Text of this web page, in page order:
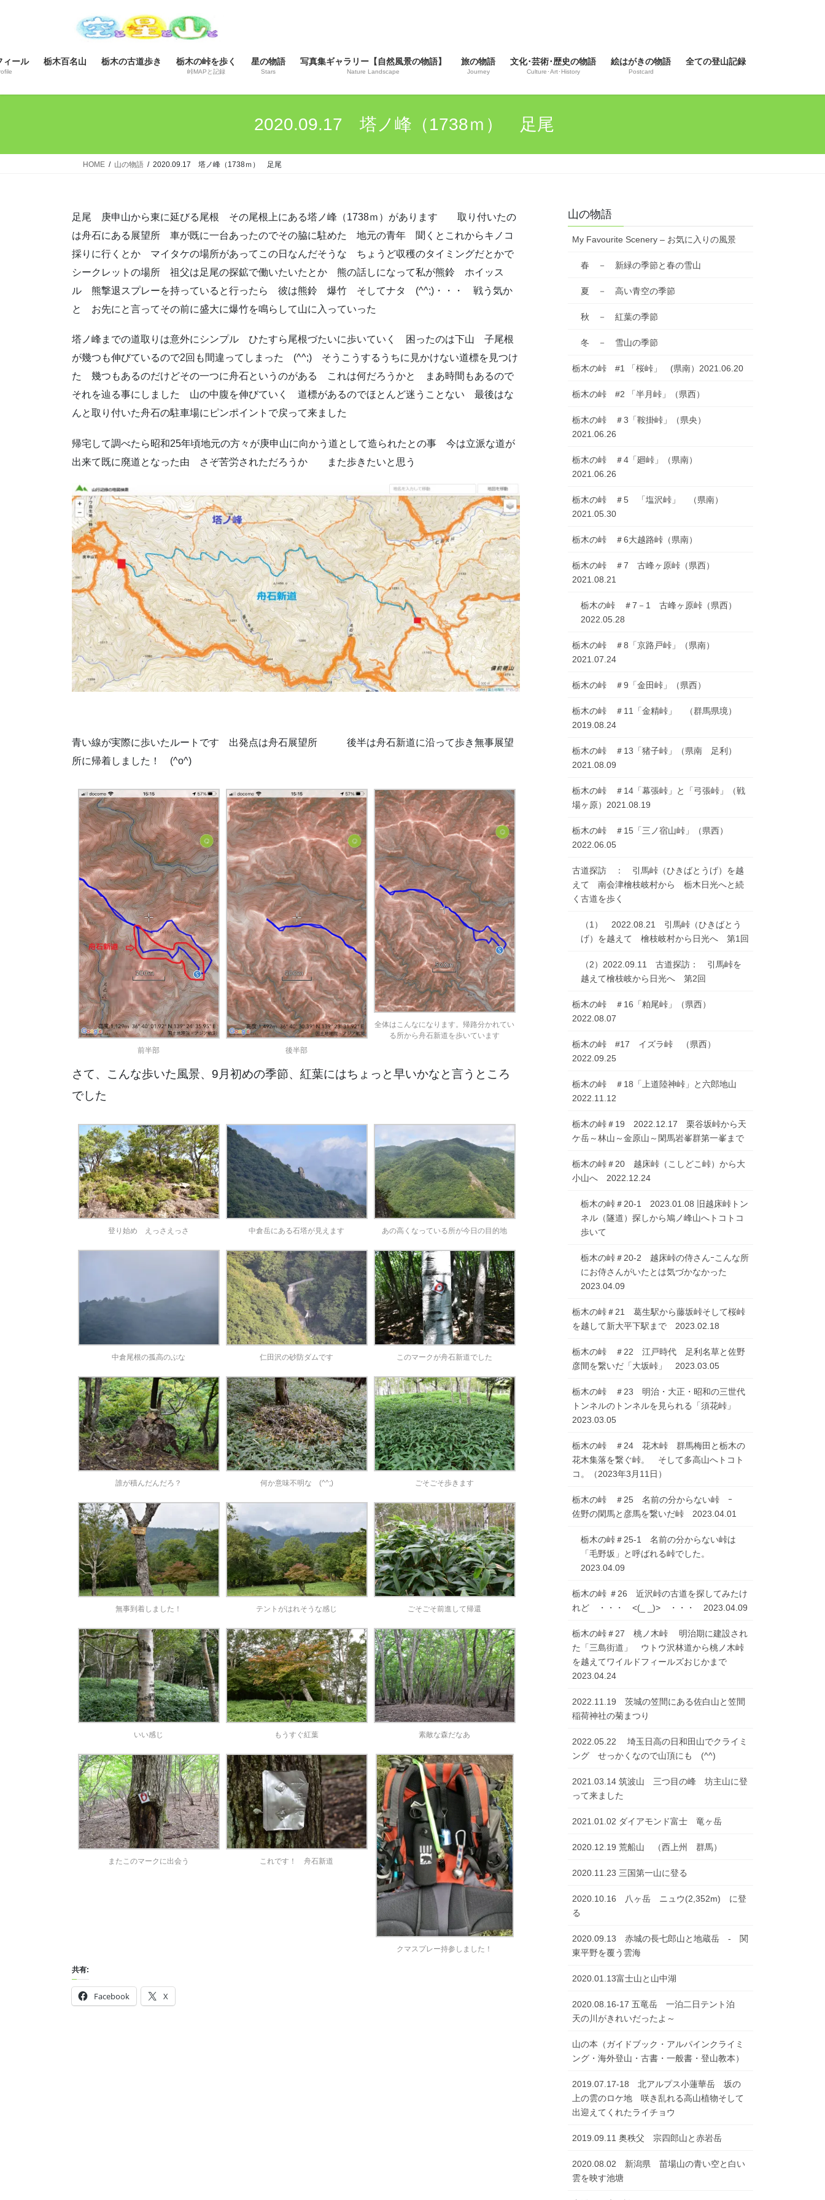
ツ
ス
シ
ン
ィール 栃木百名山 栃木の古道歩き 栃木の峠を歩く
峠MAPと記録
星の物語
Stars
写真集ギャラリー【自然風景の物語】
Nature Landscape
旅の物語
Journey
文化･芸術･歴史の物語
Culture･Art･History
絵はがきの物語
Postcard
全ての登山記録
2020.09.17 塔ノ峰（1738ｍ） 足尾
HOME 山の物語 2020.09.17 塔ノ峰（1738ｍ） 足尾
足尾 庚申山から東に延びる尾根 その尾根上にある塔ノ峰（1738ｍ）があります 取り付いたの
は舟石にある展望所 車が既に一台あったのでその脇に駐めた 地元の青年 聞くとこれからキノコ
採りに行くとか マイタケの場所があってこの日なんだそうな ちょうど収穫のタイミングだとかで
シークレットの場所 祖父は足尾の探鉱で働いたいたとか 熊の話しになって私が熊鈴 ホイッス
ル 熊撃退スプレーを持っていると行ったら 彼は熊鈴 爆竹 そしてナタ (^^;)・・・ 戦う気か
と お先にと言ってその前に盛大に爆竹を鳴らして山に入っていった
塔ノ峰までの道取りは意外にシンプル ひたすら尾根づたいに歩いていく 困ったのは下山 子尾根
が幾つも伸びているので2回も間違ってしまった (^^;) そうこうするうちに見かけない道標を見つけ
た 幾つもあるのだけどその一つに舟石というのがある これは何だろうかと まあ時間もあるので
それを辿る事にしました 山の中腹を伸びていく 道標があるのでほとんど迷うことない 最後はな
んと取り付いた舟石の駐車場にピンポイントで戻って来ました
帰宅して調べたら昭和25年頃地元の方々が庚申山に向かう道として造られたとの事 今は立派な道が
出来て既に廃道となった由 さぞ苦労されただろうか また歩きたいと思う
青い線が実際に歩いたルートです 出発点は舟石展望所 後半は舟石新道に沿って歩き無事展望
所に帰着しました！ (^o^)
前半部 後半部
全体はこんなになります。帰路分かれてい
る所から舟石新道を歩いています
さて、こんな歩いた風景、9月初めの季節、紅葉にはちょっと早いかなと言うところ
でした
登り始め えっさえっさ 中倉岳にある石塔が見えます あの高くなっている所が今日の目的地
中倉尾根の孤高のぶな 仁田沢の砂防ダムです このマークが舟石新道でした
誰が積んだんだろ？ 何か意味不明な (^^;) ごそごそ歩きます
無事到着しました！ テントがはれそうな感じ ごそごそ前進して帰還
いい感じ もうすぐ紅葉 素敵な森だなあ
またこのマークに出会う これです！ 舟石新道
クマスプレー持参しました！
共有:
Facebook X
山の物語
My Favourite Scenery – お気に入りの風景
春 － 新緑の季節と春の雪山
夏 － 高い青空の季節
秋 － 紅葉の季節
冬 － 雪山の季節
栃木の峠 #1 「桜峠」 (県南）2021.06.20
栃木の峠 #2 「半月峠」（県西）
栃木の峠 ＃3「鞍掛峠」（県央）
2021.06.26
栃木の峠 ＃4「廻峠」（県南）
2021.06.26
栃木の峠 ＃5 「塩沢峠」 （県南）
2021.05.30
栃木の峠 ＃6大越路峠（県南）
栃木の峠 ＃7 古峰ヶ原峠（県西）
2021.08.21
栃木の峠 ＃7－1 古峰ヶ原峠（県西）
2022.05.28
栃木の峠 ＃8「京路戸峠」（県南）
2021.07.24
栃木の峠 ＃9「金田峠」（県西）
栃木の峠 ＃11「金精峠」 （群馬県境）
2019.08.24
栃木の峠 ＃13「猪子峠」（県南 足利）
2021.08.09
栃木の峠 ＃14「幕張峠」と「弓張峠」（戦
場ヶ原）2021.08.19
栃木の峠 ＃15「三ノ宿山峠」（県西）
2022.06.05
古道探訪 ： 引馬峠（ひきばとうげ）を越
えて 南会津檜枝岐村から 栃木日光へと続
く古道を歩く
（1） 2022.08.21 引馬峠（ひきばとう
げ）を越えて 檜枝岐村から日光へ 第1回
（2）2022.09.11 古道探訪： 引馬峠を
越えて檜枝岐から日光へ 第2回
栃木の峠 ＃16「粕尾峠」（県西）
2022.08.07
栃木の峠 #17 イズラ峠 （県西）
2022.09.25
栃木の峠 ＃18「上道陸神峠」と六郎地山
2022.11.12
栃木の峠＃19 2022.12.17 栗谷坂峠から天
ケ岳～林山～金原山～閑馬岩峯群第一峯まで
栃木の峠＃20 越床峠（こしどこ峠）から大
小山へ 2022.12.24
栃木の峠＃20-1 2023.01.08 旧越床峠トン
ネル（隧道）探しから鳩ノ峰山へトコトコ
歩いて
栃木の峠＃20-2 越床峠の侍さんｰこんな所
にお侍さんがいたとは気づかなかった
2023.04.09
栃木の峠＃21 葛生駅から藤坂峠そして桜峠
を越して新大平下駅まで 2023.02.18
栃木の峠 ＃22 江戸時代 足利名草と佐野
彦間を繋いだ「大坂峠」 2023.03.05
栃木の峠 ＃23 明治・大正・昭和の三世代
トンネルのトンネルを見られる「須花峠」
2023.03.05
栃木の峠 ＃24 花木峠 群馬梅田と栃木の
花木集落を繋ぐ峠。 そして多高山へトコト
コ。（2023年3月11日）
栃木の峠 ＃25 名前の分からない峠 ｰ
佐野の閑馬と彦馬を繋いだ峠 2023.04.01
栃木の峠＃25-1 名前の分からない峠は
「毛野坂」と呼ばれる峠でした。
2023.04.09
栃木の峠 ＃26 近沢峠の古道を探してみたけ
れど ・・・ <(_ _)> ・・・ 2023.04.09
栃木の峠＃27 桃ノ木峠 明治期に建設され
た「三島街道」 ウトウ沢林道から桃ノ木峠
を越えてワイルドフィールズおじかまで
2023.04.24
2022.11.19 茨城の笠間にある佐白山と笠間
稲荷神社の菊まつり
2022.05.22 埼玉日高の日和田山でクライミ
ング せっかくなので山頂にも (^^)
2021.03.14 筑波山 三つ目の峰 坊主山に登
って来ました
2021.01.02 ダイアモンド富士 竜ヶ岳
2020.12.19 荒船山 （西上州 群馬）
2020.11.23 三国第一山に登る
2020.10.16 八ヶ岳 ニュウ(2,352m) に登
る
2020.09.13 赤城の長七郎山と地蔵岳 - 関
東平野を覆う雲海
2020.01.13富士山と山中湖
2020.08.16-17 五竜岳 一泊二日テント泊
天の川がきれいだったよ～
山の本（ガイドブック・アルパインクライミ
ング・海外登山・古書・一般書・登山教本）
2019.07.17-18 北アルプス小蓮華岳 坂の
上の雲のロケ地 咲き乱れる高山植物そして
出迎えてくれたライチョウ
2019.09.11 奥秩父 宗四郎山と赤岩岳
2020.08.02 新潟県 苗場山の青い空と白い
雲を映す池塘